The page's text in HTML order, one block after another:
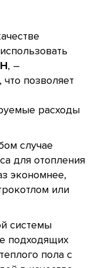
, –
, что позволяет
расходы
случае
для отопления
экономнее,
или
системы
подходящих
пола с